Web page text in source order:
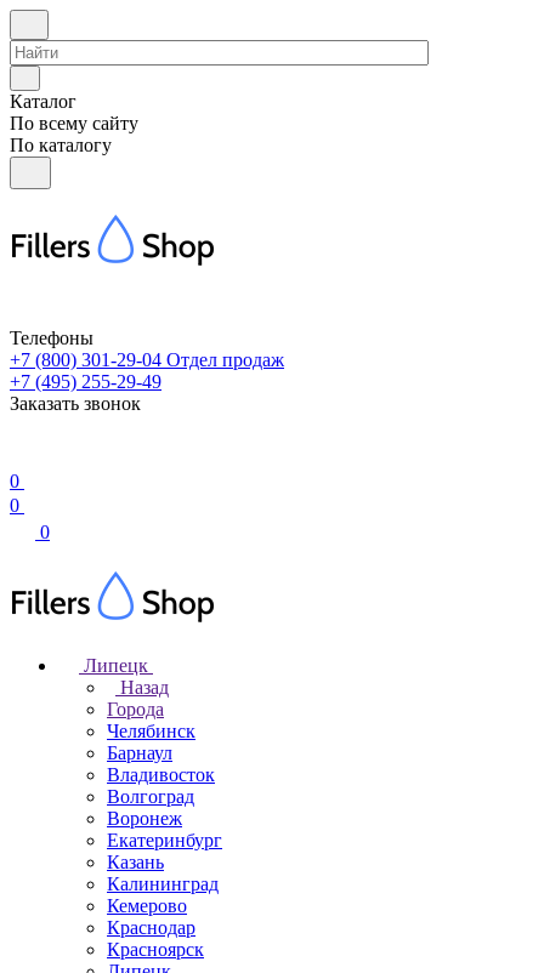
Каталог
По всему сайту
По каталогу
Телефоны
+7 (800) 301-29-04 Отдел продаж
+7 (495) 255-29-49
Заказать звонок
0
0
0
Липецк
Назад
Города
Челябинск
Барнаул
Владивосток
Волгоград
Воронеж
Екатеринбург
Казань
Калининград
Кемерово
Краснодар
Красноярск